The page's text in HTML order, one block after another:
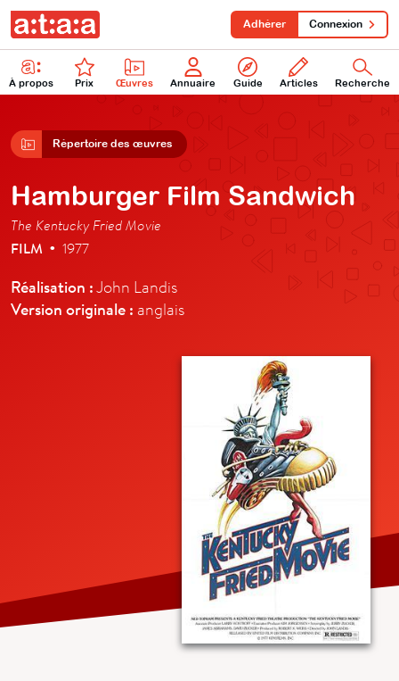
À propos Prix Œuvres Annuaire Guide Articles Recherche
Adhérer Connexion
Répertoire des œuvres
Hamburger Film Sandwich
The Kentucky Fried Movie
FILM • 1977
Réalisation :John Landis
Version originale : anglais